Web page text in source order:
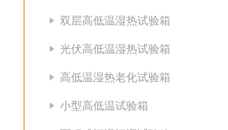
双层高低温湿热试验箱
光伏高低温湿热试验箱
高低温湿热老化试验箱
小型高低温试验箱